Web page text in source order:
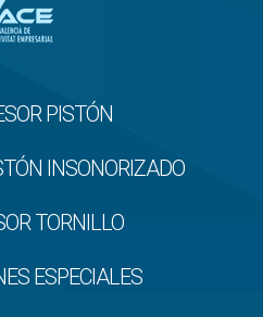
PISTÓN
INSONORIZADO
TORNILLO
ESPECIALES